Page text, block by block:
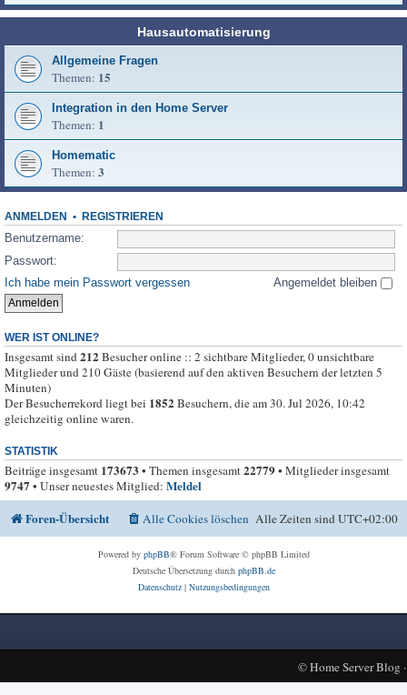
Hausautomatisierung
Allgemeine Fragen
Themen: 15
Integration in den Home Server
Themen: 1
Homematic
Themen: 3
ANMELDEN • REGISTRIEREN
Benutzername:
Passwort:
Ich habe mein Passwort vergessen
Angemeldet bleiben
WER IST ONLINE?
Insgesamt sind212Besucher online :: 2 sichtbare Mitglieder, 0 unsichtbare
Mitglieder und 210 Gäste (basierend auf den aktiven Besuchern der letzten 5
Minuten)
Der Besucherrekord liegt bei 1852Besuchern, die am 30. Jul 2026, 10:42
gleichzeitig online waren.
STATISTIK
Beiträge insgesamt 173673 • Themen insgesamt22779• Mitglieder insgesamt
9747• Unser neuestes Mitglied: Meldel
Foren-Übersicht
Alle Zeiten sindUTC+02:00
Alle Cookies löschen
Powered by phpBB® Forum Software © phpBB Limited
Deutsche Übersetzung durch phpBB.de
Datenschutz| Nutzungsbedingungen
©Home Server Blog